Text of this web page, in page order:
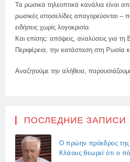
Τα ρωσικά τηλεοπτικά κανάλια είναι
ρωσικές ιστοσελίδες απαγορεύονται –
ειδήσεις χωρίς λογοκρισία.
Και επίσης: απόψεις, αναλύσεις για τη
Περιφέρεια, την κατάσταση στη Ρωσία
Αναζητούμε την αλήθεια,
ПОСЛЕДНИЕ ЗАПИСИ
Ο πρώην πρόεδρος
Κλάους θεωρεί ότι ο